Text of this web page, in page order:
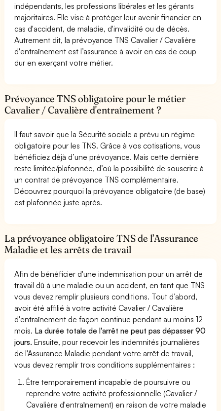
indépendants, les professions libérales et les gérants
majoritaires. Elle vise à protéger leur avenir financier en
cas d'accident, de maladie, d'invalidité ou de décès.
Autrement dit, la prévoyance TNS Cavalier / Cavalière
d'entraînement est l’assurance à avoir en cas de coup
dur en exerçant votre métier.
Prévoyance TNS obligatoire pour le métier
Cavalier / Cavalière d'entraînement ?
Il faut savoir que la Sécurité sociale a prévu un régime
obligatoire pour les TNS. Grâce à vos cotisations, vous
bénéficiez déjà d’une prévoyance. Mais cette dernière
reste limitée/plafonnée, d’où la possibilité de souscrire à
un contrat de prévoyance TNS complémentaire.
Découvrez pourquoi la prévoyance obligatoire (de base)
est plafonnée juste après.
La prévoyance obligatoire TNS de l’Assurance
Maladie et les arrêts de travail
Afin de bénéficier d'une indemnisation pour un arrêt de
travail dû à une maladie ou un accident, en tant que TNS
vous devez remplir plusieurs conditions. Tout d’abord,
avoir été affilié à votre activité Cavalier / Cavalière
d'entraînement de façon continue pendant au moins 12
mois. La durée totale de l'arrêt ne peut pas dépasser 90
jours. Ensuite, pour recevoir les indemnités journalières
de l'Assurance Maladie pendant votre arrêt de travail,
vous devez remplir trois conditions supplémentaires :
Être temporairement incapable de poursuivre ou
reprendre votre activité professionnelle (Cavalier /
Cavalière d'entraînement) en raison de votre maladie